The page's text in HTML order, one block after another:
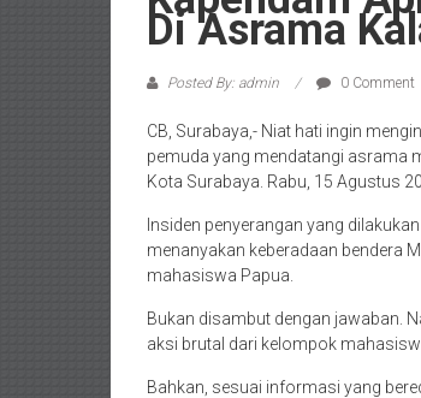
Di Asrama
Posted By: admin 0 Comment
CB, Surabaya,- Niat hati ingin
pemuda yang mendatangi asrama
Kota Surabaya. Rabu, 15 Agustus
Insiden penyerangan yang
menanyakan keberadaan bendera
mahasiswa Papua.
Bukan disambut dengan jawaban.
aksi brutal dari kelompok
Bahkan, sesuai informasi yang